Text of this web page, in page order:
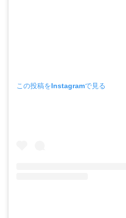
この投稿をInstagramで見る